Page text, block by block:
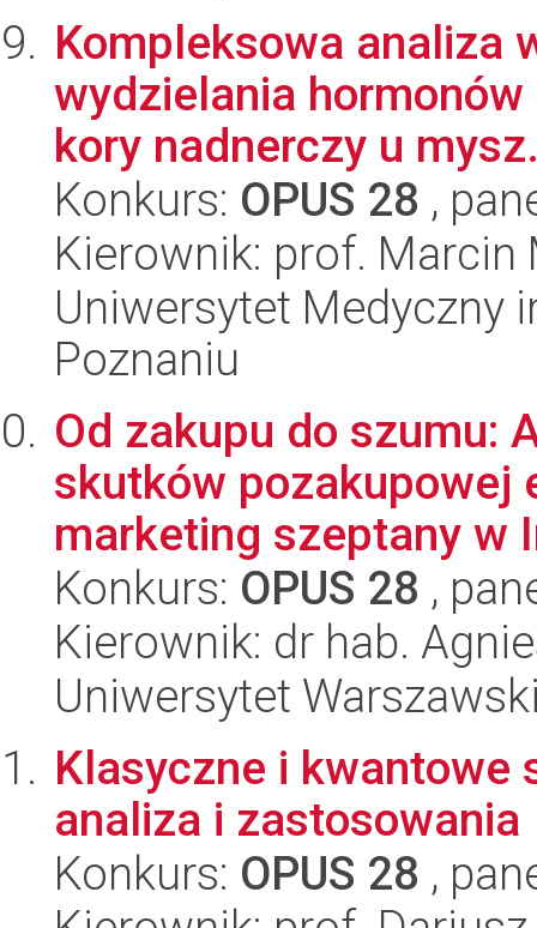
Kompleksowa analiza
wydzielania
kory nadnerczy u
Konkurs: OPUS 28 ,
Kierownik: prof. Marcin
Uniwersytet Medyczny
Poznaniu
Od zakupu do szumu:
skutków pozakupowej
marketing szeptany w
Konkurs: OPUS 28 ,
Kierownik: dr hab.
Uniwersytet
Klasyczne i kwantowe
analiza i zastosowania
Konkurs: OPUS 28 ,